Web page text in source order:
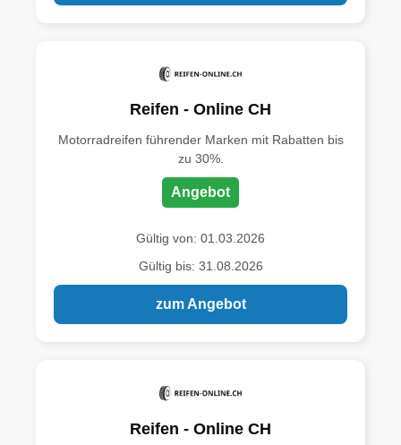
Reifen - Online CH
Motorradreifen führender Marken mit Rabatten bis
zu 30%.
Angebot
Gültig von: 01.03.2026
Gültig bis: 31.08.2026
zum Angebot
Reifen - Online CH